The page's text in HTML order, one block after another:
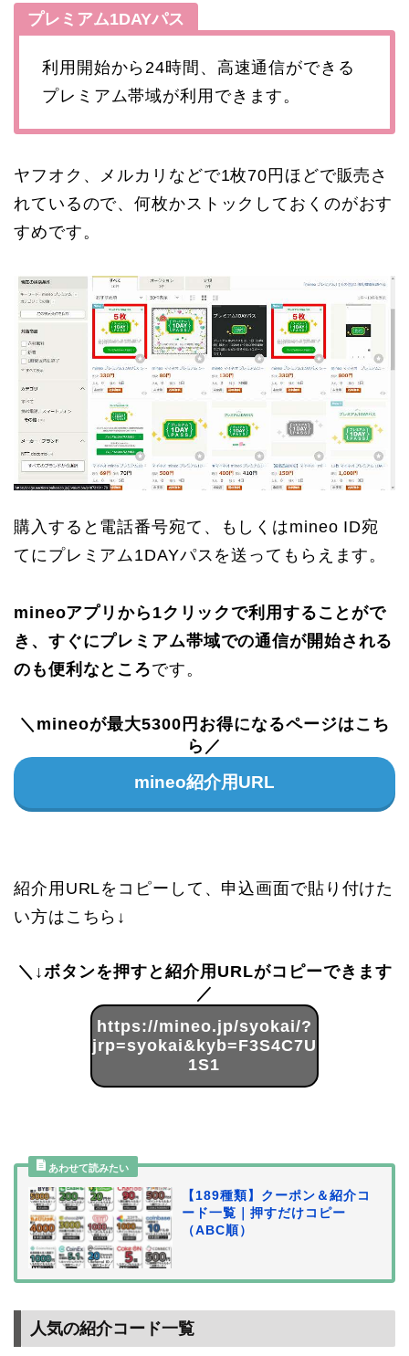
プレミアム1DAYパス
利用開始から24時間、高速通信ができる
プレミアム帯域が利用できます。
ヤフオク、メルカリなどで1枚70円ほどで販売さ
れているので、何枚かストックしておくのがおす
すめです。
購入すると電話番号宛て、もしくはmineo ID宛
てにプレミアム1DAYパスを送ってもらえます。
mineoアプリから1クリックで利用することがで
き、すぐにプレミアム帯域での通信が開始される
のも便利なところです。
＼mineoが最大5300円お得になるページはこち
ら／
mineo紹介用URL
紹介用URLをコピーして、申込画面で貼り付けた
い方はこちら↓
＼↓ボタンを押すと紹介用URLがコピーできます
／
https://mineo.jp/syokai/?
jrp=syokai&kyb=F3S4C7U
1S1
【189種類】クーポン＆紹介コ
ード一覧｜押すだけコピー
（ABC順）
人気の紹介コード一覧